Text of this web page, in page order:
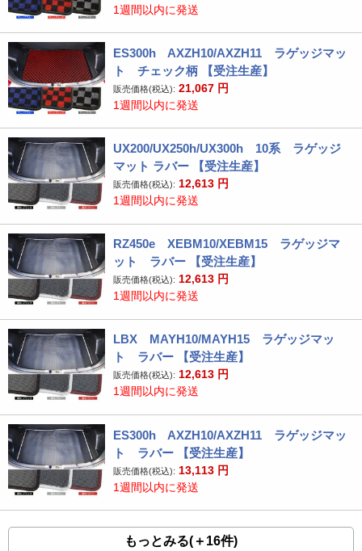
1週間以内に発送
ES300h AXZH10/AXZH11 ラゲッジマッ
ト チェック柄 【受注生産】
販売価格(税込): 21,067 円
1週間以内に発送
UX200/UX250h/UX300h 10系 ラゲッジ
マット ラバー 【受注生産】
販売価格(税込): 12,613 円
1週間以内に発送
RZ450e XEBM10/XEBM15 ラゲッジマ
ット ラバー 【受注生産】
販売価格(税込): 12,613 円
1週間以内に発送
LBX MAYH10/MAYH15 ラゲッジマッ
ト ラバー 【受注生産】
販売価格(税込): 12,613 円
1週間以内に発送
ES300h AXZH10/AXZH11 ラゲッジマッ
ト ラバー 【受注生産】
販売価格(税込): 13,113 円
1週間以内に発送
もっとみる(＋16件)